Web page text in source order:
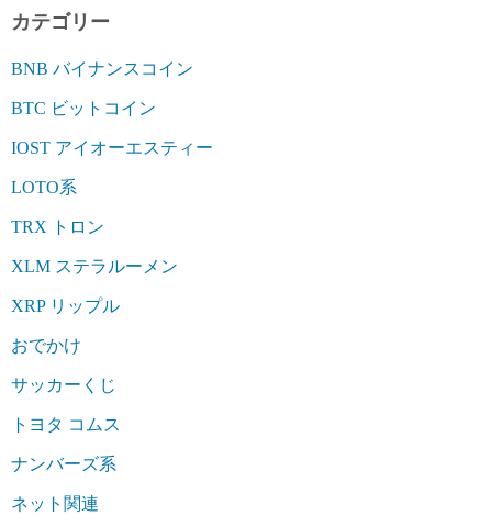
カテゴリー
BNB バイナンスコイン
BTC ビットコイン
IOST アイオーエスティー
LOTO系
TRX トロン
XLM ステラルーメン
XRP リップル
おでかけ
サッカーくじ
トヨタ コムス
ナンバーズ系
ネット関連